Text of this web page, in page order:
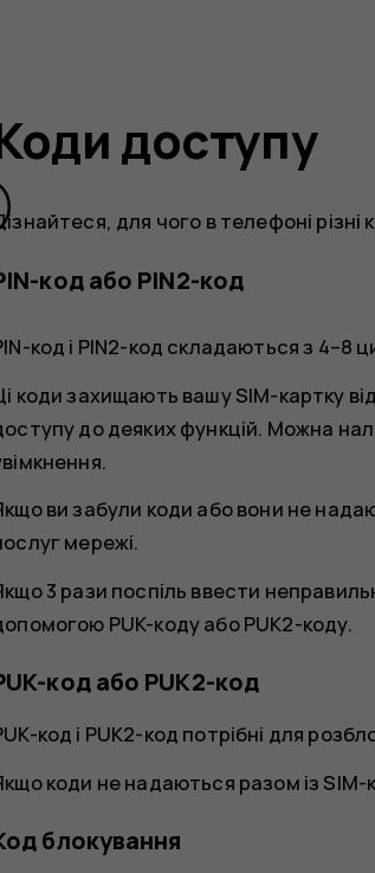
доступу
для чого в телефоні різні
код або PIN2-код
код і PIN2-код складаються з 4–8
коди захищають вашу SIM-картку
до деяких функцій. Можна
ви забули коди або вони не
мережі.
3 рази поспіль ввести
PUK-коду або PUK2-коду.
код або PUK2-код
код і PUK2-код потрібні для
коди не надаються разом із
блокування